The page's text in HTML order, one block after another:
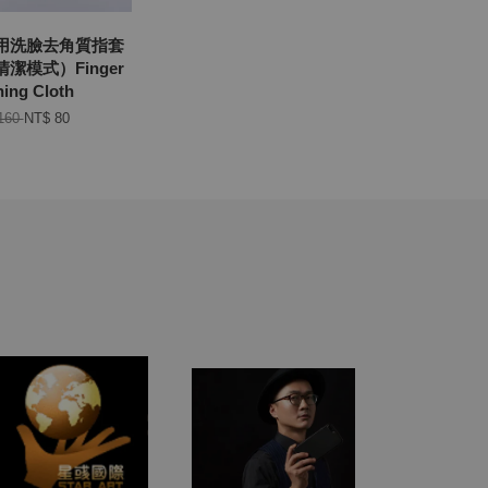
洗臉去角質指套
潔模式）Finger
Cloth
NT$ 80